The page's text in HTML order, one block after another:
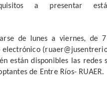
de lunes a viernes, de
están disponibles las redes
de Entre Ríos- RUAER.